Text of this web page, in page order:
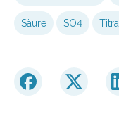
Säure SO4